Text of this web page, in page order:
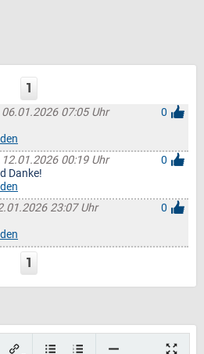
1
07:05 Uhr
0
00:19 Uhr
0
Danke!
23:07 Uhr
0
1